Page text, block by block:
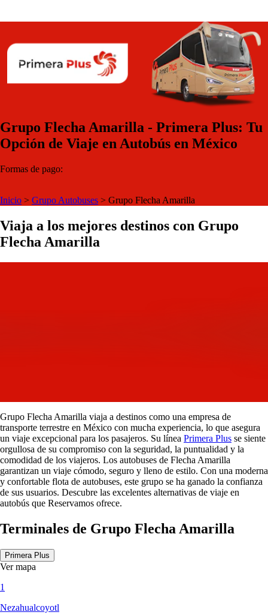
Grupo Flecha Amarilla - Primera Plus: Tu
Opción de Viaje en Autobús en México
Formas de pago:
Inicio > Grupo Autobuses > Grupo Flecha Amarilla
Viaja a los mejores destinos con Grupo
Flecha Amarilla
Grupo Flecha Amarilla viaja a destinos como una empresa de
transporte terrestre en México con mucha experiencia, lo que asegura
un viaje excepcional para los pasajeros. Su línea Primera Plus se siente
orgullosa de su compromiso con la seguridad, la puntualidad y la
comodidad de los viajeros. Los autobuses de Flecha Amarilla
garantizan un viaje cómodo, seguro y lleno de estilo. Con una moderna
y confortable flota de autobuses, este grupo se ha ganado la confianza
de sus usuarios. Descubre las excelentes alternativas de viaje en
autobús que Reservamos ofrece.
Terminales de Grupo Flecha Amarilla
Primera Plus
Ver mapa
1
Nezahualcoyotl